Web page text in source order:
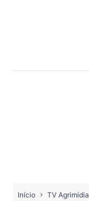
Início TV Agrimídia